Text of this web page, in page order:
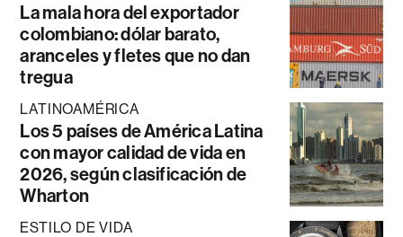
La mala hora del exportador
colombiano: dólar barato,
aranceles y fletes que no dan
tregua
LATINOAMÉRICA
Los 5 países de América Latina
con mayor calidad de vida en
2026, según clasificación de
Wharton
ESTILO DE VIDA